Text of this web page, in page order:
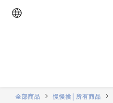
全部商品 慢慢挑│所有商品